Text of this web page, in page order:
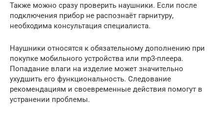
Также можно сразу проверить наушники. Если после
подключения прибор не распознаёт гарнитуру,
необходима консультация специалиста.
Наушники относятся к обязательному дополнению при
покупке мобильного устройства или mp3-плеера.
Попадание влаги на изделие может значительно
ухудшить его функциональность. Следование
рекомендациям и своевременные действия помогут в
устранении проблемы.